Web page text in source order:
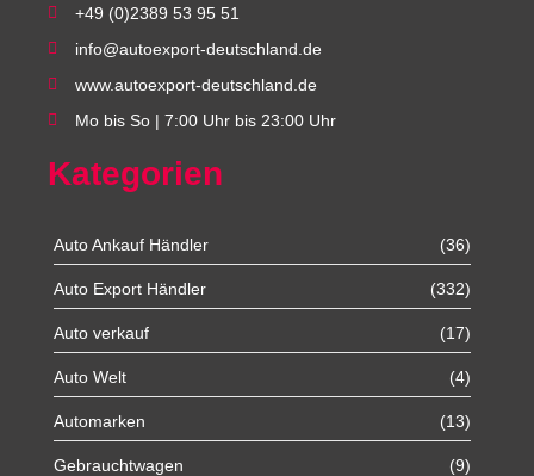
+49 (0)2389 53 95 51
info@autoexport-deutschland.de
www.autoexport-deutschland.de
Mo bis So | 7:00 Uhr bis 23:00 Uhr
Kategorien
Auto Ankauf Händler (36)
Auto Export Händler (332)
Auto verkauf (17)
Auto Welt (4)
Automarken (13)
Gebrauchtwagen (9)